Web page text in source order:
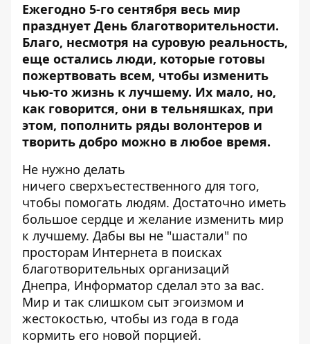
Ежегодно 5-го сентября весь мир
празднует День благотворительности.
Благо, несмотря на суровую реальность,
еще остались люди, которые готовы
пожертвовать всем, чтобы изменить
чью-то жизнь к лучшему. Их мало, но,
как говорится, они в тельняшках, при
этом, пополнить ряды волонтеров и
творить добро можно в любое время.
Не нужно делать
ничего сверхъестественного для того,
чтобы помогать людям. Достаточно иметь
большое сердце и желание изменить мир
к лучшему. Дабы вы не "шастали" по
просторам Интернета в поисках
благотворительных организаций
Днепра, Информатор сделал это за вас.
Мир и так слишком сыт эгоизмом и
жестокостью, чтобы из года в года
кормить его новой порцией.